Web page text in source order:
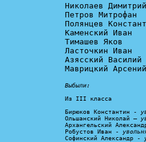
Николаев Димитрий
Петров Митрофан
Полянцев
Каменский Иван
Тимашев Яков
Ласточкин Иван
Азясский Василий
Маврицкий Арсений
Выбыли:
Из III класса
Бирюков Константин -
Ольшанский Николай –
Архангельский
Робустов Иван -
Софинский Александр -